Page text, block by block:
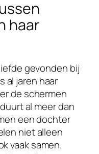
haar
gevonden bij
al jaren haar
de schermen
al meer dan
een dochter
niet alleen
vaak samen.